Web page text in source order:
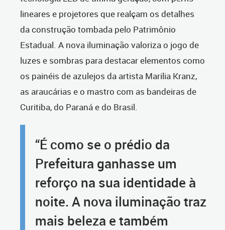
lineares e projetores que realçam os detalhes
da construção tombada pelo Patrimônio
Estadual. A nova iluminação valoriza o jogo de
luzes e sombras para destacar elementos como
os painéis de azulejos da artista Marilia Kranz,
as araucárias e o mastro com as bandeiras de
Curitiba, do Paraná e do Brasil.
“É como se o prédio da
Prefeitura ganhasse um
reforço na sua identidade à
noite. A nova iluminação traz
mais beleza e também